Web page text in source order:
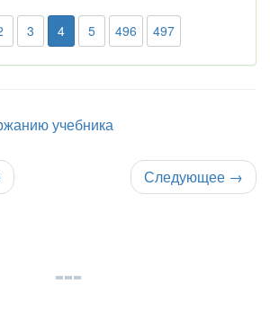
3 4 5 496 497
учебника
Следующее →